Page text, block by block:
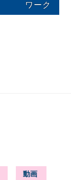
ワーク
動画